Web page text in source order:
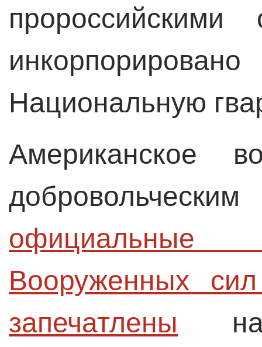
пророссийскими
Национальную
Американское
Вооруженных
запечатлены на